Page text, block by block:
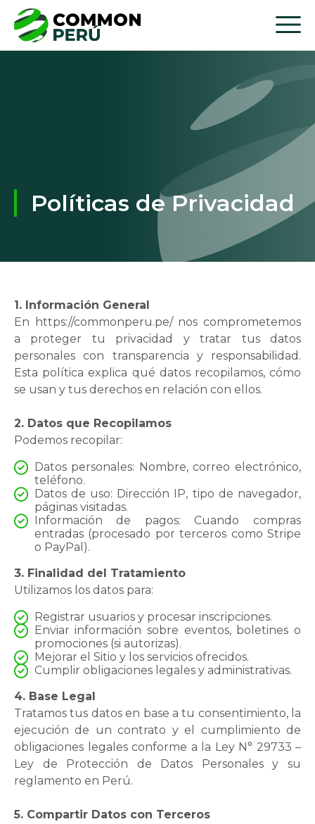
Políticas de Privacidad
1. Información General
En https://commonperu.pe/ nos comprometemos
a proteger tu privacidad y tratar tus datos
personales con transparencia y responsabilidad.
Esta política explica qué datos recopilamos, cómo
se usan y tus derechos en relación con ellos.
2. Datos que Recopilamos
Podemos recopilar:
Datos personales: Nombre, correo electrónico,
teléfono.
Datos de uso: Dirección IP, tipo de navegador,
páginas visitadas.
Información de pagos: Cuando compras
entradas (procesado por terceros como Stripe
o PayPal).
3. Finalidad del Tratamiento
Utilizamos los datos para:
Registrar usuarios y procesar inscripciones.
Enviar información sobre eventos, boletines o
promociones (si autorizas).
Mejorar el Sitio y los servicios ofrecidos.
Cumplir obligaciones legales y administrativas.
4. Base Legal
Tratamos tus datos en base a tu consentimiento, la
ejecución de un contrato y el cumplimiento de
obligaciones legales conforme a la Ley N° 29733 –
Ley de Protección de Datos Personales y su
reglamento en Perú.
5. Compartir Datos con Terceros